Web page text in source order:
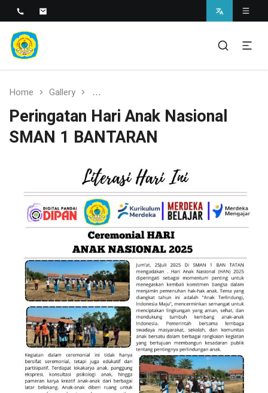
SMAN 1 Bantaran
SMAN 1 BANTARAN
Home Gallery Peringatan Hari Anak Nasional SMAN 1
Peringatan Hari Anak Nasional
SMAN 1 BANTARAN